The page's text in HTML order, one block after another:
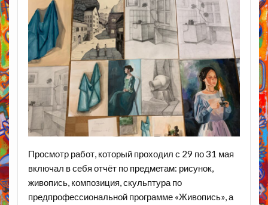
Просмотр работ, который проходил с 29 по 31 мая
включал в себя отчёт по предметам: рисунок,
живопись, композиция, скульптура по
предпрофессиональной программе «Живопись», а